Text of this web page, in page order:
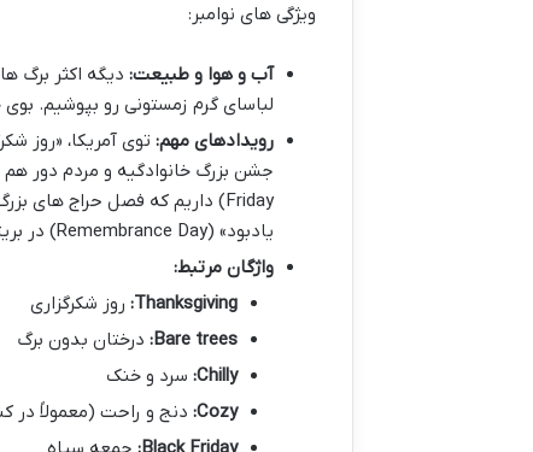
ویژگی های نوامبر:
آب و هوا و طبیعت: دیگه اکثر برگ
لباسای گرم زمستونی رو بپوشیم.
رویدادهای مهم:
یادبود» (Remembrance Day) در بریتانیا و کانادا هم در ۱۱ نوامبر برگزار میشه.
واژگان مرتبط:
Thanksgiving: روز شکرگزاری
Bare trees: درختان بدون برگ
Chilly: سرد و خنک
Cozy: دنج و راحت (معمولاً در